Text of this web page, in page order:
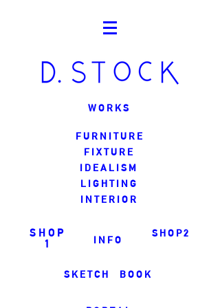
W O R K S
F U R N I T U R E
L I G H T I N G
I D E A L I S M
F I X T U R E
I N T E R I O R
S H O P
1
S H O P 2
S K E T C H B O O K
I N F O